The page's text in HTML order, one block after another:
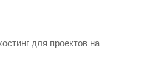
для проектов на